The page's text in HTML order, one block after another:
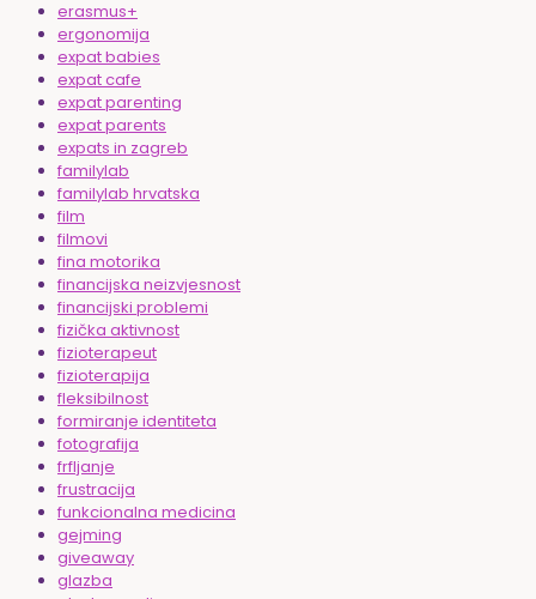
erasmus+
ergonomija
expat babies
expat cafe
expat parenting
expat parents
expats in zagreb
familylab
familylab hrvatska
film
filmovi
fina motorika
financijska neizvjesnost
financijski problemi
fizička aktivnost
fizioterapeut
fizioterapija
fleksibilnost
formiranje identiteta
fotografija
frfljanje
frustracija
funkcionalna medicina
gejming
giveaway
glazba